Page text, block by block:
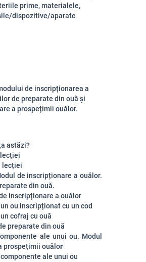
prime, materialele,
dispozitive/aparate
de inscripționarea a
de preparate din ouă și
a prospețimii ouălor.
astăzi?
lecției
de inscripționare a ouălor.
din ouă.
inscripționare a ouălor
ou inscripționat cu un cod
cofraj cu ouă
preparate din ouă
ale unui ou. Modul
prospețimii ouălor
ale unui ou